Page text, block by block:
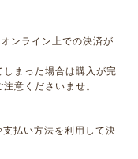
ンライン上での決済が
まった場合は購入が完
意くださいませ。
払い方法を利用して決